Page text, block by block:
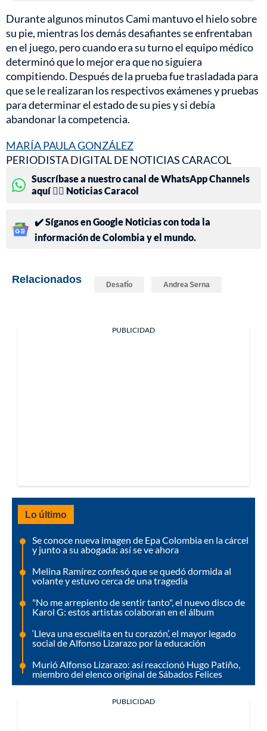
Durante algunos minutos Cami mantuvo el hielo sobre
su pie, mientras los demás desafiantes se enfrentaban
en el juego, pero cuando era su turno el equipo médico
determinó que lo mejor era que no siguiera
compitiendo. Después de la prueba fue trasladada para
que se le realizaran los respectivos exámenes y pruebas
para determinar el estado de su pies y si debía
abandonar la competencia.
MARÍA PAULA GONZÁLEZ
PERIODISTA DIGITAL DE NOTICIAS CARACOL
Suscríbase a nuestro canal de WhatsApp Channels
aquí 👉🏻 Noticias Caracol
✔️ Síganos en Google Noticias con toda la
información de Colombia y el mundo.
Relacionados Desafío Andrea Serna
PUBLICIDAD
Lo último
Se conoce nueva imagen de Epa Colombia en la cárcel
y junto a su abogada: así se ve ahora
Melina Ramírez confesó que se quedó dormida al
volante y estuvo cerca de una tragedia
"No me arrepiento de sentir tanto", el nuevo disco de
Karol G: estos artistas colaboran en el álbum
‘Lleva una escuelita en tu corazón’, el mayor legado
social de Alfonso Lizarazo por la educación
Murió Alfonso Lizarazo: así reaccionó Hugo Patiño,
miembro del elenco original de Sábados Felices
PUBLICIDAD